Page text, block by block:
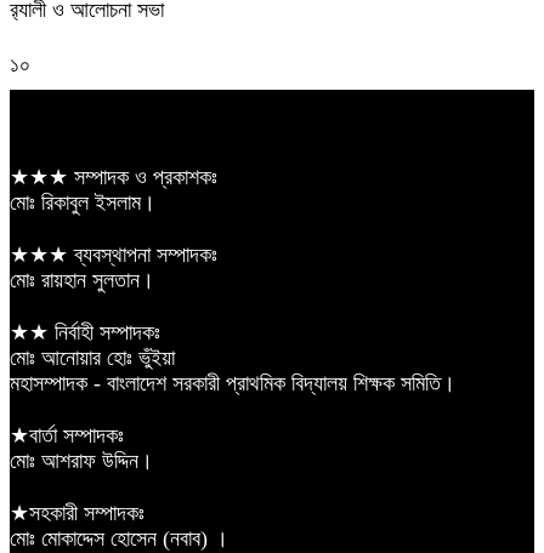
র‍্যালী ও আলোচনা সভা
১০
★★★ সম্পাদক ও প্রকাশকঃ
মোঃ রিকাবুল ইসলাম।
★★★ ব্যবস্থাপনা সম্পাদকঃ
মোঃ রায়হান সুলতান।
★★ নির্বাহী সম্পাদকঃ
মোঃ আনোয়ার হোঃ ভুঁইয়া
মহাসম্পাদক - বাংলাদেশ সরকারী প্রাথমিক বিদ্যালয় শিক্ষক সমিতি।
★বার্তা সম্পাদকঃ
মোঃ আশরাফ উদ্দিন।
★সহকারী সম্পাদকঃ
মোঃ মোকাদ্দেস হোসেন (নবাব) ।